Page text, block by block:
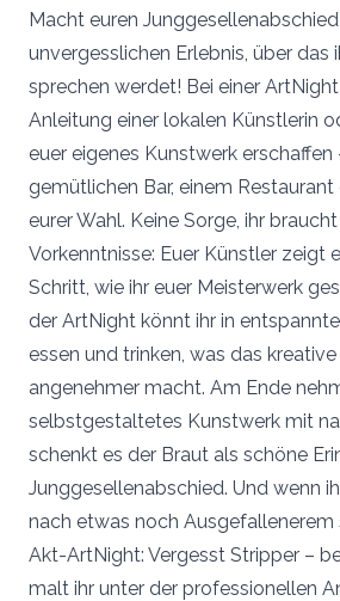
Macht euren
unvergesslichen Erlebnis, über das
sprechen werdet! Bei einer
Anleitung einer lokalen Künstlerin
euer eigenes Kunstwerk erschaffen
gemütlichen Bar, einem
eurer Wahl. Keine Sorge, ihr
Vorkenntnisse: Euer Künstler zeigt
Schritt, wie ihr euer Meisterwerk
der ArtNight könnt ihr in
essen und trinken, was das
angenehmer macht. Am Ende
selbstgestaltetes Kunstwerk mit
schenkt es der Braut als schöne
Junggesellenabschied. Und wenn
nach etwas noch Ausgefallenerem
Akt-ArtNight: Vergesst Stripper –
malt ihr unter der professionellen